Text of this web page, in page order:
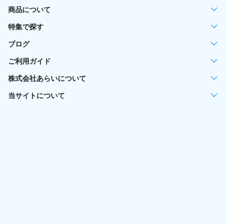
商品について
特集で探す
ブログ
ご利用ガイド
株式会社あらいについて
当サイトについて